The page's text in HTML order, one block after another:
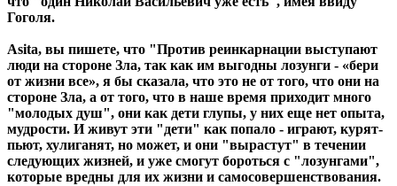
Гоголя.
Asita, вы пишете, что "Против реинкарнации выступают
люди на стороне Зла, так как им выгодны лозунги - «бери
от жизни все», я бы сказала, что это не от того, что они на
стороне Зла, а от того, что в наше время приходит много
"молодых душ", они как дети глупы, у них еще нет опыта,
мудрости. И живут эти "дети" как попало - играют, курят-
пьют, хулиганят, но может, и они "вырастут" в течении
следующих жизней, и уже смогут бороться с "лозунгами",
которые вредны для их жизни и самосовершенствования.